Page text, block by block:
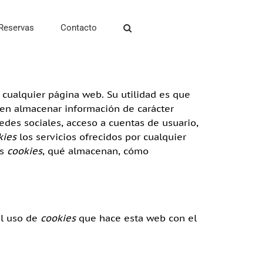
Contacto
página web. Su utilidad es que
almacenar información de carácter
sociales, acceso a cuentas de usuario,
los servicios ofrecidos por cualquier
cookies, qué almacenan, cómo
uso de cookiesque hace esta web con el